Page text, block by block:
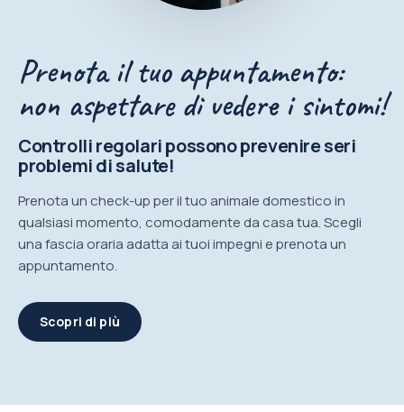
Prenota il tuo appuntamento:
non aspettare di vedere i sintomi!
Controlli regolari possono prevenire seri
problemi di salute!
Prenota un check-up per il tuo animale domestico in
qualsiasi momento, comodamente da casa tua. Scegli
una fascia oraria adatta ai tuoi impegni e prenota un
appuntamento.
Scopri di più